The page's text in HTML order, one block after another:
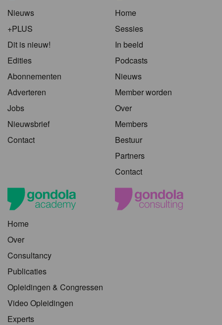
Nieuws
+PLUS
Dit is nieuw!
Edities
Abonnementen
Adverteren
Jobs
Nieuwsbrief
Contact
Home
Sessies
In beeld
Podcasts
Nieuws
Member worden
Over
Members
Bestuur
Partners
Contact
Home
Over
Consultancy
Publicaties
Opleidingen & Congressen
Video Opleidingen
Experts